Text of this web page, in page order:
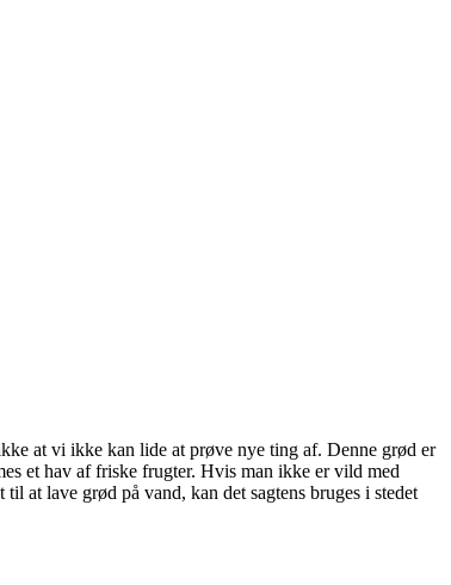
at vi ikke kan lide at prøve nye ting af. Denne grød er
et hav af friske frugter. Hvis man ikke er vild med
at lave grød på vand, kan det sagtens bruges i stedet